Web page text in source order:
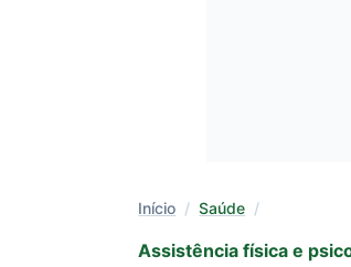
Início /Saúde /
Assistência física e